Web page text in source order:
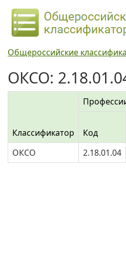
Общероссийские
ОКСО:
Классификатор Код
ОКСО
2.18.01.04